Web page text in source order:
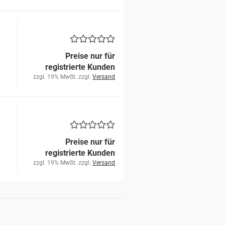
Preise nur für
registrierte Kunden
zzgl. 19% MwSt. zzgl.Versand
Preise nur für
registrierte Kunden
zzgl. 19% MwSt. zzgl.Versand